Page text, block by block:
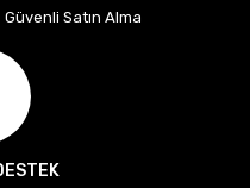
Satın Alma